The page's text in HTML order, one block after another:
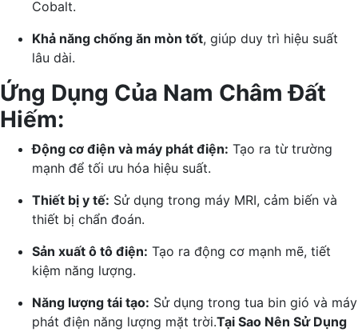
Cobalt.
Khả năng chống ăn mòn tốt, giúp duy trì hiệu suất
lâu dài.
Ứng Dụng Của Nam Châm Đất
Hiếm:
Động cơ điện và máy phát điện: Tạo ra từ trường
mạnh để tối ưu hóa hiệu suất.
Thiết bị y tế: Sử dụng trong máy MRI, cảm biến và
thiết bị chẩn đoán.
Sản xuất ô tô điện: Tạo ra động cơ mạnh mẽ, tiết
kiệm năng lượng.
Năng lượng tái tạo: Sử dụng trong tua bin gió và máy
phát điện năng lượng mặt trời.Tại Sao Nên Sử Dụng